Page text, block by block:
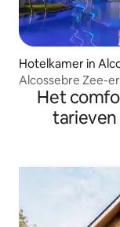
Hotelkamer in
Alcossebre Zee-
Het